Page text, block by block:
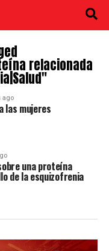
relacionada
ago
las mujeres
una proteína
de la esquizofrenia